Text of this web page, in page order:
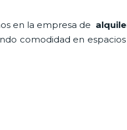
en la empresa de
comodidad en